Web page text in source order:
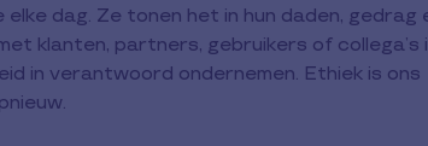
elke dag. Ze tonen het in hun daden, gedrag
klanten, partners, gebruikers of collega’s
in verantwoord ondernemen. Ethiek is ons